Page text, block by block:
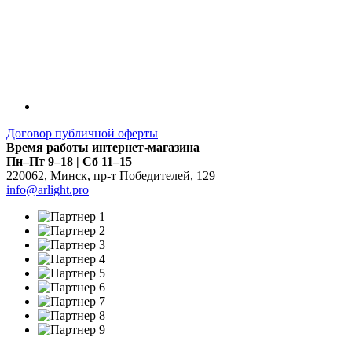
Договор публичной оферты
Время работы интернет-магазина
Пн–Пт 9–18 | Сб 11–15
220062, Минск, пр-т Победителей, 129
info@arlight.pro